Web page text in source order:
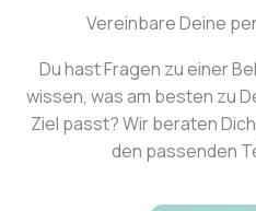
Vereinbare Deine
Du hast Fragen zu einer
wissen, was am besten zu
Ziel passt? Wir beraten
den passenden